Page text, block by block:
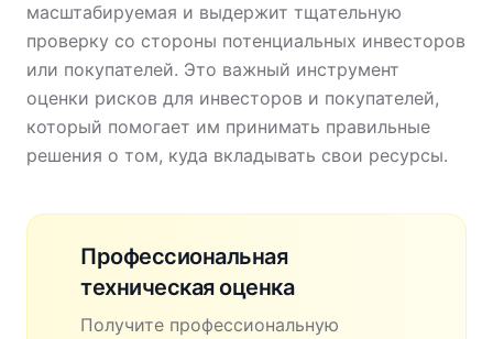
масштабируемая и выдержит тщательную
проверку со стороны потенциальных инвесторов
или покупателей. Это важный инструмент
оценки рисков для инвесторов и покупателей,
который помогает им принимать правильные
решения о том, куда вкладывать свои ресурсы.
Профессиональная
техническая оценка
Получите профессиональную